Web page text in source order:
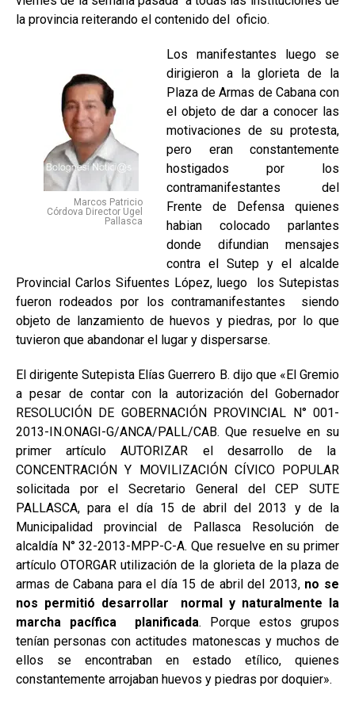
la provincia reiterando el contenido del oficio.
Marcos Patricio
Córdova Director Ugel
Pallasca
Los manifestantes luego se
dirigieron a la glorieta de la
Plaza de Armas de Cabana con
el objeto de dar a conocer las
motivaciones de su protesta,
pero eran constantemente
hostigados por los
contramanifestantes del
Frente de Defensa quienes
habian colocado parlantes
donde difundian mensajes
contra el Sutep y el alcalde
Provincial Carlos Sifuentes López, luego los Sutepistas
fueron rodeados por los contramanifestantes siendo
objeto de lanzamiento de huevos y piedras, por lo que
tuvieron que abandonar el lugar y dispersarse.
El dirigente Sutepista Elías Guerrero B. dijo que «El Gremio
a pesar de contar con la autorización del Gobernador
RESOLUCIÓN DE GOBERNACIÓN PROVINCIAL N° 001-
2013-IN.ONAGI-G/ANCA/PALL/CAB. Que resuelve en su
primer artículo AUTORIZAR el desarrollo de la
CONCENTRACIÓN Y MOVILIZACIÓN CÍVICO POPULAR
solicitada por el Secretario General del CEP SUTE
PALLASCA, para el día 15 de abril del 2013 y de la
Municipalidad provincial de Pallasca Resolución de
alcaldía N° 32-2013-MPP-C-A. Que resuelve en su primer
artículo OTORGAR utilización de la glorieta de la plaza de
armas de Cabana para el día 15 de abril del 2013, no se
nos permitió desarrollar normal y naturalmente la
marcha pacífica planificada. Porque estos grupos
tenían personas con actitudes matonescas y muchos de
ellos se encontraban en estado etílico, quienes
constantemente arrojaban huevos y piedras por doquier».